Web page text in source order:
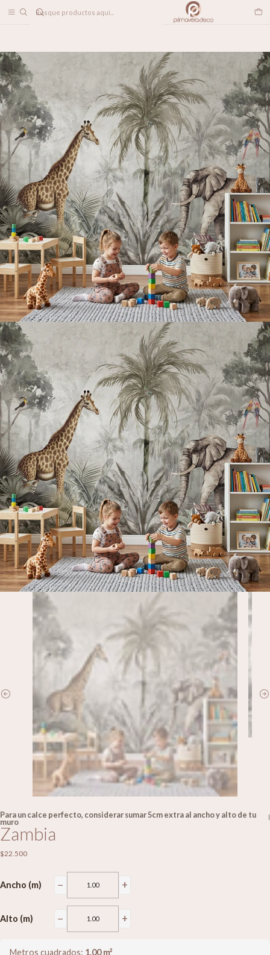
PAPELES MURALES INFANTIL
Para un calce perfecto, considerar sumar 5cm extra al ancho y alto de tu
muro
|
Zambia
$22.500
Ancho (m) − +
Alto (m) − +
Metros cuadrados: 1.00m²